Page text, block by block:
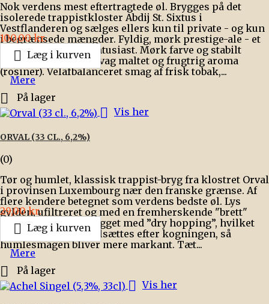
Nok verdens mest eftertragtede øl. Brygges på det
isolerede trappistkloster Abdij St. Sixtus i
Vestflanderen og sælges ellers kun til private - og kun
i begrænsede mængder. Fyldig, mørk prestige-ale - et
must for enhver ølentusiast. Mørk farve og stabilt
cremefarvet skum. Svag maltet og frugtrig aroma
(rosiner). Velafbalanceret smag af frisk tobak,...
Pris
100,00 kr.
 Læg i kurven
Mere
 På lager
 Vis her
ORVAL (33 CL., 6,2%)
(0)
Tør og humlet, klassisk trappist-bryg fra klostret Orval
i provinsen Luxembourg nær den franske grænse. Af
flere kendere betegnet som verdens bedste øl. Lys
gylden, ufiltreret og med en fremherskende "brett"
smag. Yderligere brygget med ”dry hopping”, hvilket
betyder, at humlen tilsættes efter kogningen, så
humlesmagen bliver mere markant. Tæt...
Pris
29,00 kr.
 Læg i kurven
Mere
 På lager
 Vis her